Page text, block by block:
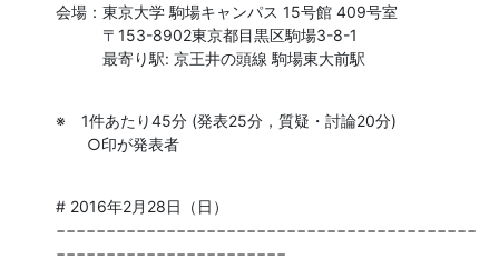
会場：東京大学 駒場キャンパス 15号館 409号室
〒153-8902東京都目黒区駒場3-8-1
最寄り駅: 京王井の頭線 駒場東大前駅
※　1件あたり45分 (発表25分，質疑・討論20分)
○印が発表者
# 2016年2月28日（日）
−−−−−−−−−−−−−−−−−−−−−−−−−−−−−−−−−−−−−−−−−−
−−−−−−−−−−−−−−−−−−−−−−−